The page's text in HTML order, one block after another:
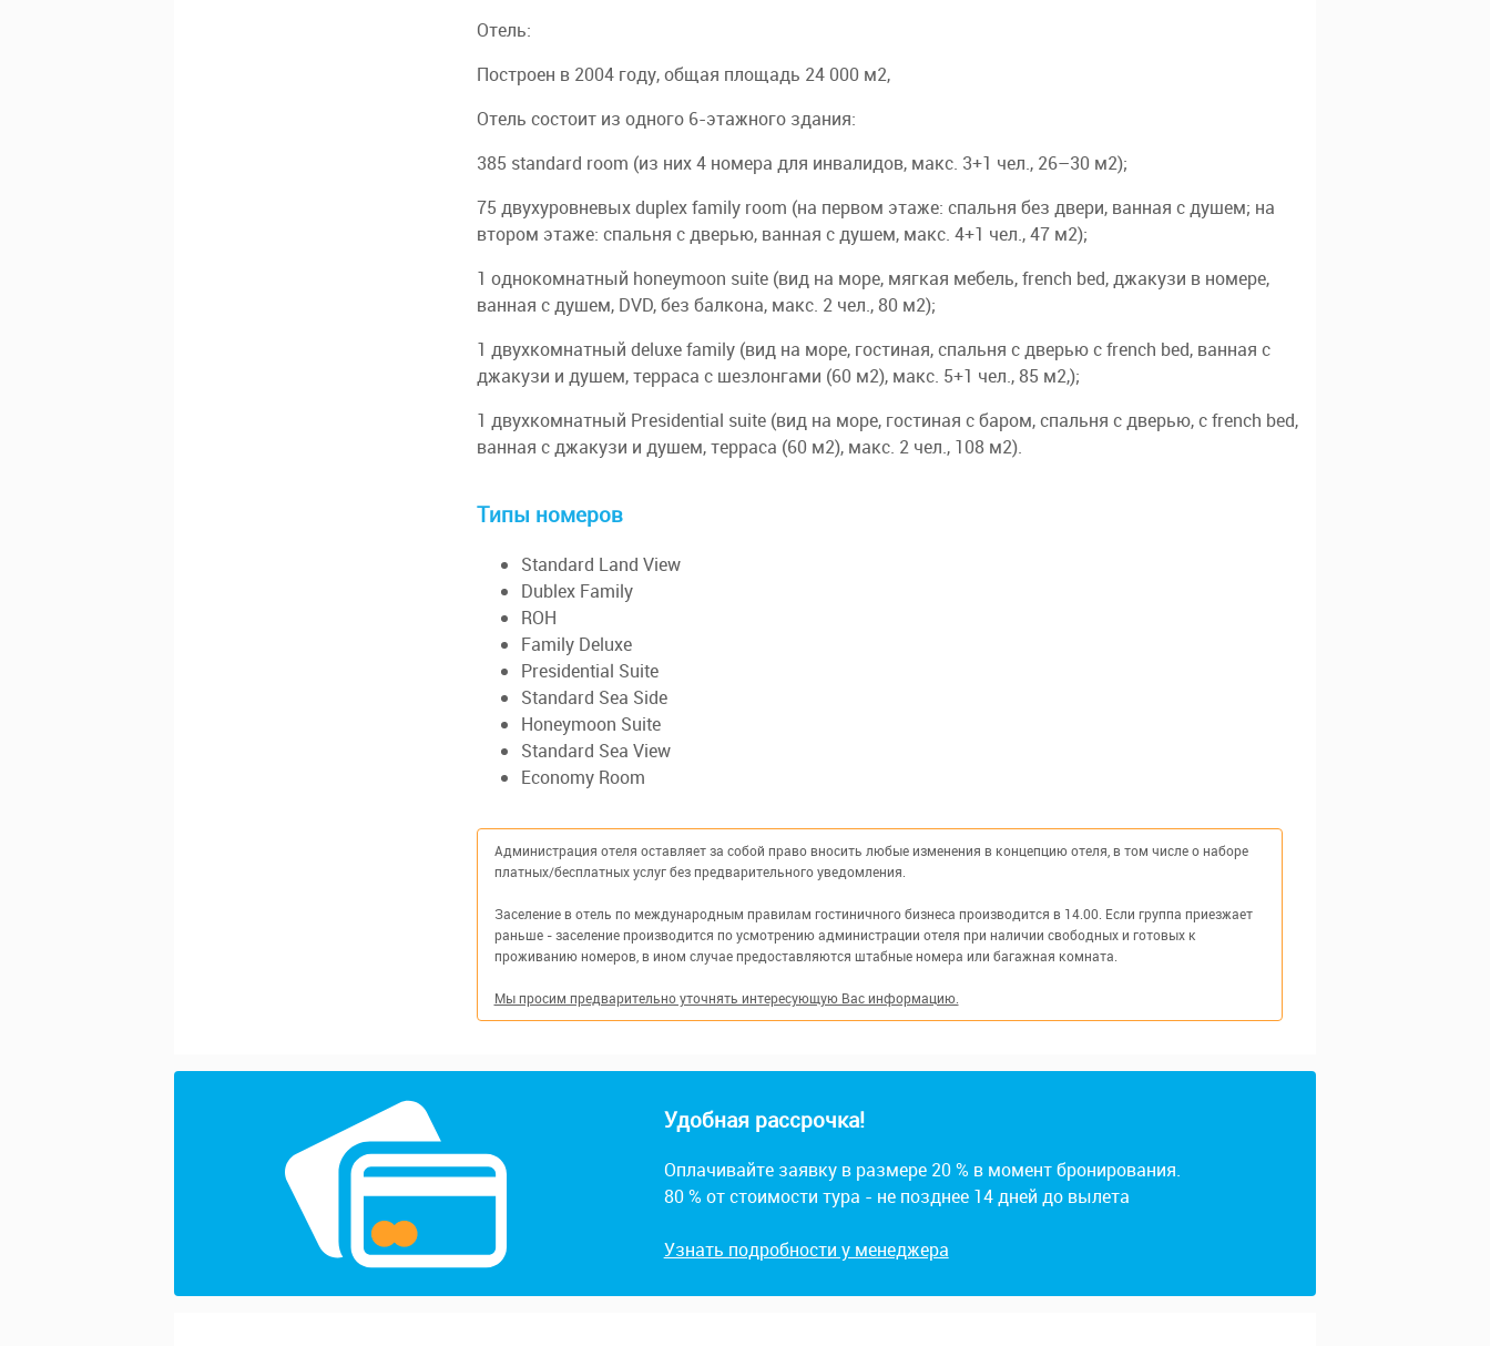
Отель:
Построен в 2004 году, общая площадь 24 000 м2,
Отель состоит из одного 6-этажного здания:
385 standard room (из них 4 номера для инвалидов, макс. 3+1 чел., 26–30 м2);
75 двухуровневых duplex family room (на первом этаже: спальня без двери, ванная с душем; на
втором этаже: спальня с дверью, ванная с душем, макс. 4+1 чел., 47 м2);
1 однокомнатный honeymoon suite (вид на море, мягкая мебель, french bed, джакузи в номере,
ванная с душем, DVD, без балкона, макс. 2 чел., 80 м2);
1 двухкомнатный deluxe family (вид на море, гостиная, спальня с дверью с french bed, ванная с
джакузи и душем, терраса с шезлонгами (60 м2), макс. 5+1 чел., 85 м2,);
1 двухкомнатный Presidential suite (вид на море, гостиная с баром, спальня с дверью, c french bed,
ванная с джакузи и душем, терраса (60 м2), макс. 2 чел., 108 м2).
Типы номеров
Standard Land View
Dublex Family
ROH
Family Deluxe
Presidential Suite
Standard Sea Side
Honeymoon Suite
Standard Sea View
Economy Room
Администрация отеля оставляет за собой право вносить любые изменения в концепцию отеля, в том числе о наборе
платных/бесплатных услуг без предварительного уведомления.
Заселение в отель по международным правилам гостиничного бизнеса производится в 14.00. Если группа приезжает
раньше - заселение производится по усмотрению администрации отеля при наличии свободных и готовых к
проживанию номеров, в ином случае предоставляются штабные номера или багажная комната.
Мы просим предварительно уточнять интересующую Вас информацию.
Удобная рассрочка!
Оплачивайте заявку в размере 20 % в момент бронирования.
80 % от стоимости тура - не позднее 14 дней до вылета
Узнать подробности у менеджера